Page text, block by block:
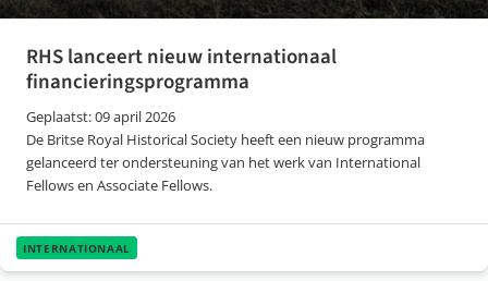
RHS lanceert nieuw internationaal
financieringsprogramma
Geplaatst: 09 april 2026
De Britse Royal Historical Society heeft een nieuw programma
gelanceerd ter ondersteuning van het werk van International
Fellows en Associate Fellows.
INTERNATIONAAL